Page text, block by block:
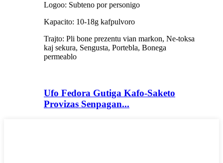
Logoo: Subteno por personigo
Kapacito: 10-18g kafpulvoro
Trajto: Pli bone prezentu vian markon, Ne-toksa
kaj sekura, Sengusta, Portebla, Bonega
permeablo
Ufo Fedora Gutiga Kafo-Saketo
Provizas Senpagan...